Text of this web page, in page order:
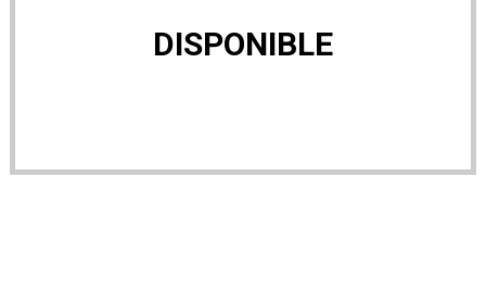
DISPONIBLE